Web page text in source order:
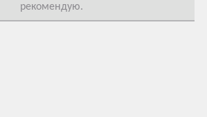
рекомендую.